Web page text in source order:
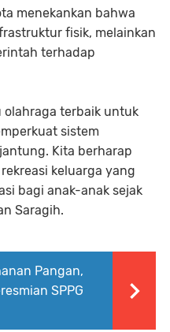
menekankan bahwa
fisik, melainkan
terhadap
olahraga terbaik untuk
sistem
Kita berharap
keluarga yang
bagi anak-anak sejak
Saragih.
Pangan,
SPPG